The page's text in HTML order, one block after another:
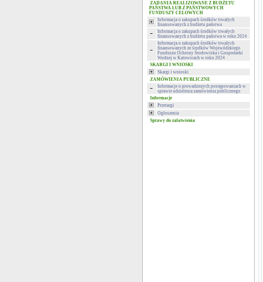
ZADANIA REALIZOWANE Z BUDŻETU
PAŃSTWA LUB Z PAŃSTWOWYCH
FUNDUSZY CELOWYCH
Informacja o zakupach środków trwałych
finansowanych z budżetu państwa
Informacja o zakupach środków trwałych
finansowanych z budżetu państwa w roku 2024
Informacja o zakupach środków trwałych
finansowanych ze środków Wojewódzkiego
Funduszu Ochrony Środowiska i Gospodarki
Wodnej w Katowicach w roku 2024
SKARGI I WNIOSKI
Skargi i wnioski
ZAMÓWIENIA PUBLICZNE
Informacje o prowadzonych postępowaniach w
sprawie udzielenia zamówienia publicznego
Informacje
Przetargi
Ogłoszenia
Sprawy do załatwienia